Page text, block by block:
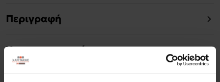
Περιγραφή
Χαρακτηριστικά